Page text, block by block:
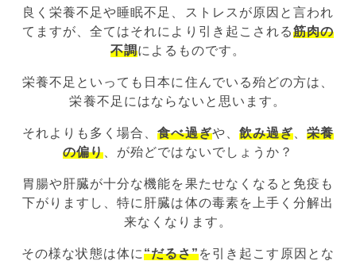
良く栄養不足や睡眠不足、ストレスが原因と言われ
てますが、全てはそれにより引き起こされる筋肉の
不調によるものです。
栄養不足といっても日本に住んでいる殆どの方は、
栄養不足にはならないと思います。
それよりも多く場合、食べ過ぎや、 飲み過ぎ 、栄養
の偏り 、が殆どではないでしょうか？
胃腸や肝臓が十分な機能を果たせなくなると免疫も
下がりますし、特に肝臓は体の毒素を上手く分解出
来なくなります。
その様な状態は体に“だるさ”を引き起こす原因とな